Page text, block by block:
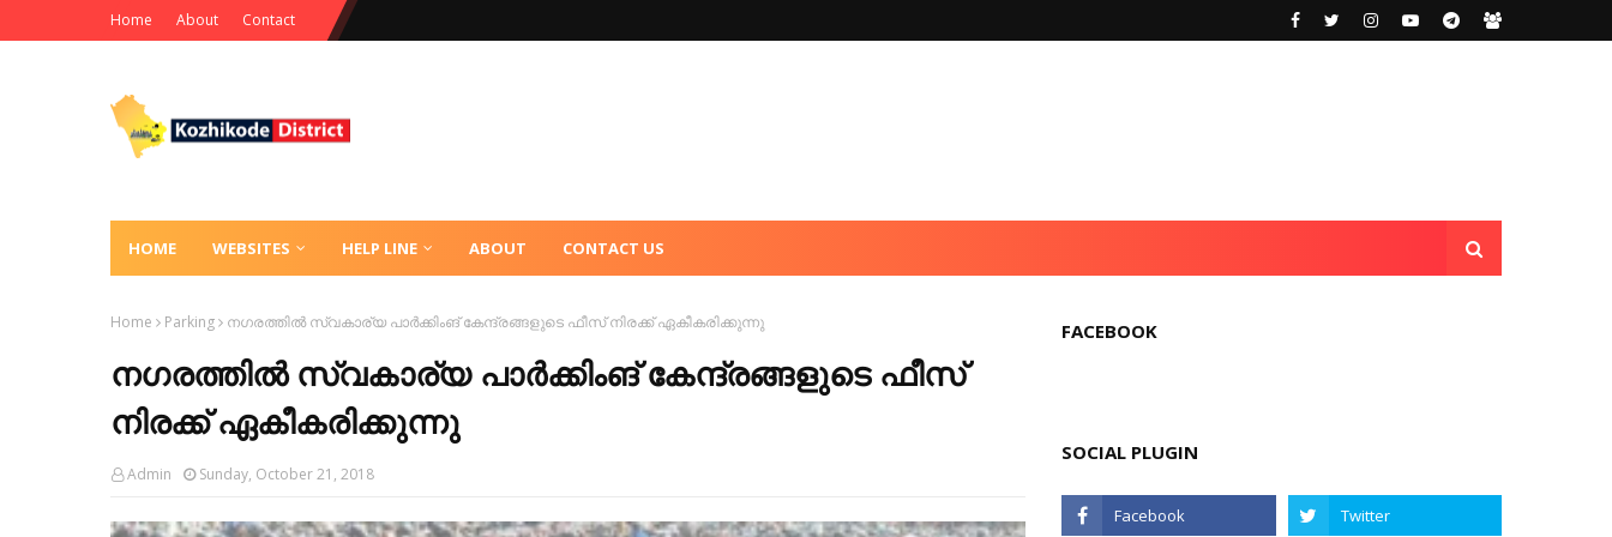
Home About Contact
HOME WEBSITES HELP LINE ABOUT CONTACT US
Home Parking നഗരത്തിൽ സ്വകാര്യ പാര്‍ക്കിംങ്‌ കേന്ദ്രങ്ങളുടെ ഫീസ്‌ നിരക്ക്‌ ഏകീകരിക്കുന്നു
നഗരത്തിൽ സ്വകാര്യ പാര്‍ക്കിംങ്‌ കേന്ദ്രങ്ങളുടെ ഫീസ്‌
നിരക്ക്‌ ഏകീകരിക്കുന്നു
Admin Sunday, October 21, 2018
FACEBOOK
SOCIAL PLUGIN